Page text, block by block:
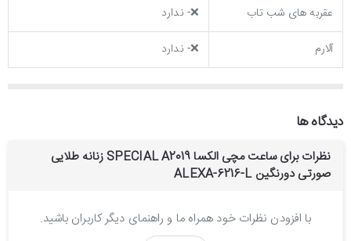
عقربه های شب تاب
❌- ندارد
آلارم
❌- ندارد
دیدگاه ها
نظرات برای ساعت مچی الکسا SPECIAL A2019 زنانه طلایی
صورتی دورنگین ALEXA-6216-L
با افزودن نظرات خود همراه ما و راهنمای دیگر کاربران باشید.